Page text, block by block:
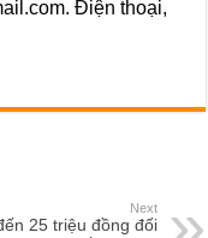
Điện thoại,
Next
25 triệu đồng đối